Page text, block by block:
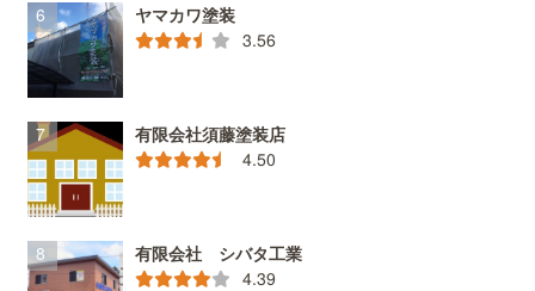
ヤマカワ塗装
3.56
有限会社須藤塗装店
4.50
有限会社 シバタ工業
4.39